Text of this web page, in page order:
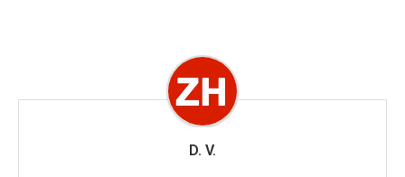
D. V.